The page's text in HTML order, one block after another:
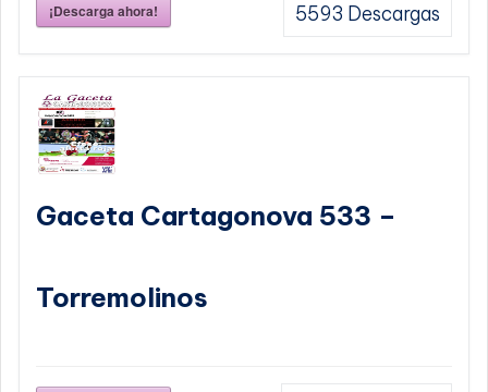
¡Descarga ahora! 5593 Descargas
Gaceta Cartagonova 533 –
Torremolinos